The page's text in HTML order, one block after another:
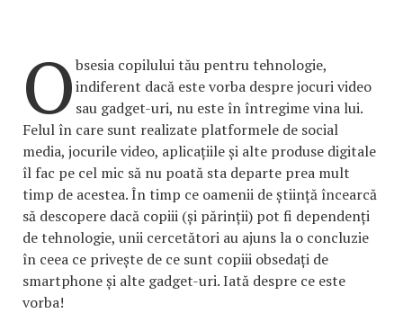
Obsesia copilului tău pentru tehnologie,
indiferent dacă este vorba despre jocuri video
sau gadget-uri, nu este în întregime vina lui.
Felul în care sunt realizate platformele de social
media, jocurile video, aplicațiile și alte produse digitale
îl fac pe cel mic să nu poată sta departe prea mult
timp de acestea. În timp ce oamenii de știință încearcă
să descopere dacă copiii (și părinții) pot fi dependenți
de tehnologie, unii cercetători au ajuns la o concluzie
în ceea ce privește de ce sunt copiii obsedați de
smartphone și alte gadget-uri. Iată despre ce este
vorba!